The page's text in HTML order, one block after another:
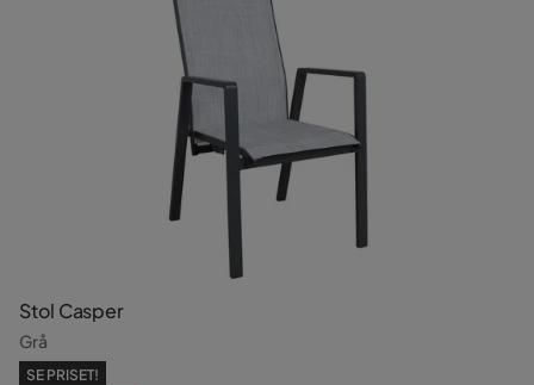
Stol Casper
Grå
SE PRISET!